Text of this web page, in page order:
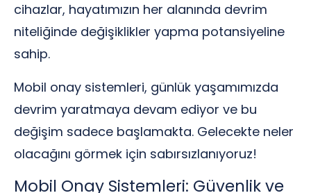
cihazlar, hayatımızın her alanında devrim
niteliğinde değişiklikler yapma potansiyeline
sahip.
Mobil onay sistemleri, günlük yaşamımızda
devrim yaratmaya devam ediyor ve bu
değişim sadece başlamakta. Gelecekte neler
olacağını görmek için sabırsızlanıyoruz!
Mobil Onay Sistemleri: Güvenlik ve